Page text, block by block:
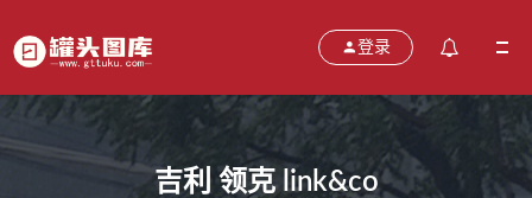
登录
吉利 领克 link&co